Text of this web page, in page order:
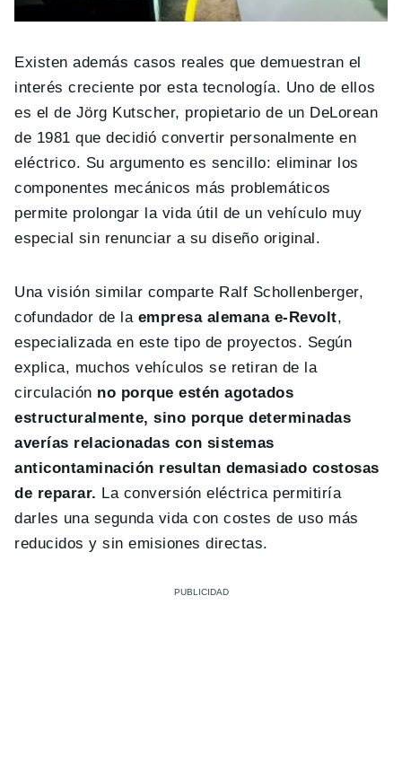
Existen además casos reales que demuestran el
interés creciente por esta tecnología. Uno de ellos
es el de Jörg Kutscher, propietario de un DeLorean
de 1981 que decidió convertir personalmente en
eléctrico. Su argumento es sencillo: eliminar los
componentes mecánicos más problemáticos
permite prolongar la vida útil de un vehículo muy
especial sin renunciar a su diseño original.
Una visión similar comparte Ralf Schollenberger,
cofundador de la empresa alemana e-Revolt,
especializada en este tipo de proyectos. Según
explica, muchos vehículos se retiran de la
circulación no porque estén agotados
estructuralmente, sino porque determinadas
averías relacionadas con sistemas
anticontaminación resultan demasiado costosas
de reparar. La conversión eléctrica permitiría
darles una segunda vida con costes de uso más
reducidos y sin emisiones directas.